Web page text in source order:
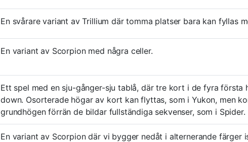
En svårare variant av Trillium där tomma platser bara kan fyllas
En variant av Scorpion med några celler.
Ett spel med en sju-gånger-sju tablå, där tre kort i de fyra första
down. Osorterade högar av kort kan flyttas, som i Yukon, men
grundhögen förrän de bildar fullständiga sekvenser, som i Spider.
En variant av Scorpion där vi bygger nedåt i alternerande färger